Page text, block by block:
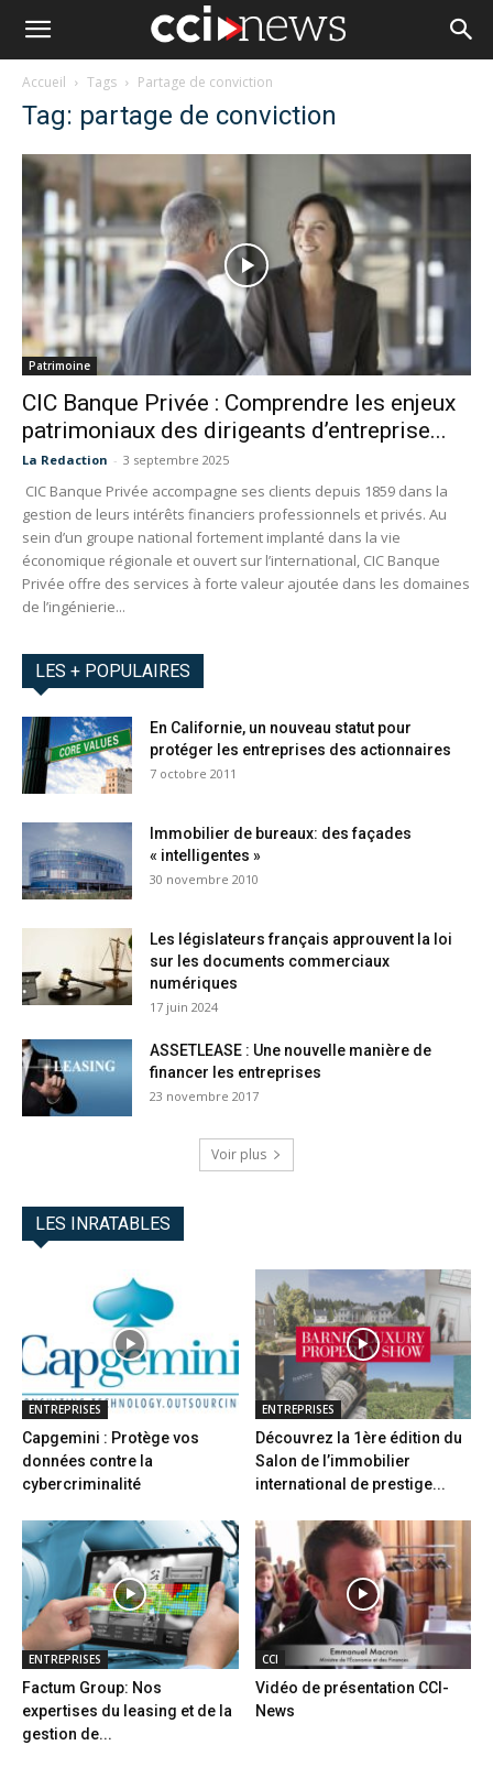
Accueil Tags Partage de conviction
Tag: partage de conviction
Patrimoine
CIC Banque Privée : Comprendre les enjeux
patrimoniaux des dirigeants d’entreprise...
La Redaction - 3 septembre 2025
CIC Banque Privée accompagne ses clients depuis 1859 dans la
gestion de leurs intérêts financiers professionnels et privés. Au
sein d’un groupe national fortement implanté dans la vie
économique régionale et ouvert sur l’international, CIC Banque
Privée offre des services à forte valeur ajoutée dans les domaines
de l’ingénierie...
LES + POPULAIRES
En Californie, un nouveau statut pour
protéger les entreprises des actionnaires
7 octobre 2011
Immobilier de bureaux: des façades
« intelligentes »
30 novembre 2010
Les législateurs français approuvent la loi
sur les documents commerciaux
numériques
17 juin 2024
ASSETLEASE : Une nouvelle manière de
financer les entreprises
23 novembre 2017
Voir plus
LES INRATABLES
ENTREPRISES
Capgemini : Protège vos
données contre la
cybercriminalité
ENTREPRISES
Découvrez la 1ère édition du
Salon de l’immobilier
international de prestige...
ENTREPRISES
Factum Group: Nos
expertises du leasing et de la
gestion de...
CCI
Vidéo de présentation CCI-
News